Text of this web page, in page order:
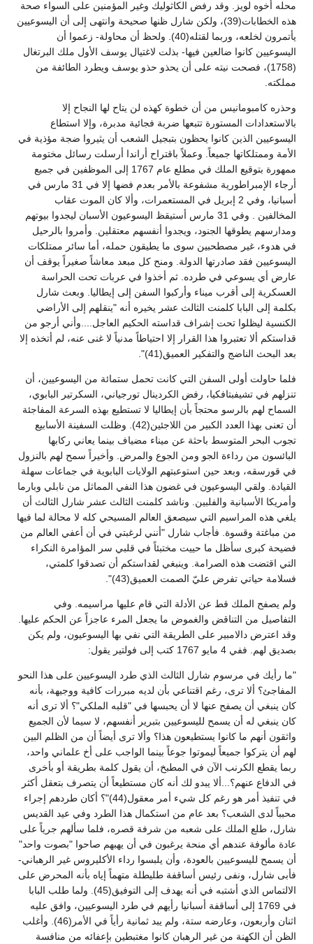
محله أخوه لويز. وقد رفض الكاثوليك وغير المؤمنين على السواء صحة
هذه الخطابات(39)، ولكن شارل ظنها صحيحة وانتهى إلى أن اليسوعيين
يأتمرون لخلعه، وربما لقتله(40). ولحظ أن محاولة- زعموا أن
اليسوعيين كانوا ضالعين فيها- بذلت لاغتيال يوسف الأول ملك البرتغال
(1758)، فصحت نيته على أن يحذو حذو يوسف ويطرد الطائفة من
مملكته.
وحذره كامبومانيس من أن خطوة كهذه لن يتاح لها النجاح إلا
بالاستعدادات المستورة تتبعها ضربة فجائية مدبرة، وإلا استطاع
اليسوعيين الذين كانوا يحظون بتبجيل الشعب أن يثيروا ضجة مؤذية في
الأمة وممتلكاتها جميعاً. وعملاً باقتراح أراندا أرسلت رسائل مختومة
ممهورة بتوقيع الملك في مطلع عام 1767 إلى الموظفين في جميع
أرجاء الإمبراطورية مشفوعة بالأمر بعدم فضها إلا في 31 مارس في
أسبانيا، وفي 2 إبريل في المستعمرات، وألا كان الموت عقاب
المخالفين . وفي 31 مارس أستيقظ اليسوعيون الأسبان ليجدوا بيوتهم
ومدارسهم يطوقها الجنود، ويجدوا أنفسهم معتقلين. وأمروا بالرحيل
في هدوء، غير مصطحبين سوى ما يطيقون حمله، أما سائر ممتلكات
اليسوعيين فقد صادرتها الدولة. ومنح كل مبعد معاشاً صغيراً يوقف أن
عارض أي يسوعي في طرده. ثم أخذوا في عربات تحت الحراسة
العسكرية إلى أقرب ميناء وأركبوا السفن إلى إيطاليا. وبعث شارل
بكلمة إلى البابا كلمنت الثالث عشر يخيره أنه "ينقلهم إلى الأراضي
الكنسية ليظلوا تحت إشراف قداسته الحكيم العاجل....وأني أرجو من
قداستكم ألا تعتبروا هذا القرار إلا احتياطاً مدنياً لا غنى عنه، لم أتخذه إلا
بعد البحث الناضج والتفكير العميق(41)".
فلما حاولت أولى السفن التي كانت تحمل ستمائة من اليسوعيين، أن
تنزلهم في تشيفبتافكيا، رفض الكردينال تورجياني، السكرتير البابوي،
السماح لهم بالرسو محتجاً بأن إيطاليا لا تستطيع بهذه السرعة المفاجئة
أن تعنى بهذا العدد الكبير من اللاجئين(42). وظلت السفينة الأسابيع
تجوب البحر المتوسط باحثة عن ميناء مضياف بينما يعاني ركابها
البائسون من رداءة الجو ومن الجوع والمرض. وأخيراً سمح لهم بالنزول
في قورسقه، وبعد حين استوعبتهم الولايات البابوية في جماعات سهلة
القيادة. ولقي اليسوعيون في غضون هذا النفي المماثل من نابلي وبارما
وأمريكا الأسبانية والفلبين. وناشد كلمنت الثالث عشر شارل الثالث أن
يلغي هذه المراسيم التي سيصعق العالم المسيحي كله لا محالة لما فيها
من مباغتة وقسوة. فأجاب شارل "أنني لرغبتي في أن أعفي العالم من
فضيحة كبرى سأظل ما حييت مختبئاً في قلبي سر المؤامرة النكراء
التي اقتضت هذه الصرامة. وينبغي لقداستكم أن تصدقوا كلمتي،
فسلامة حياتي تفرض عليّ الصمت العميق(43)".
ولم يصفح الملك قط عن الأدلة التي قام عليها مراسيمه. وفي
التفاصيل من التناقض والغموض ما يجعل المرء عاجزاً عن الحكم عليها.
وقد اعترض دالامبير على الطريقة التي نفي بها اليسوعيون، ولم يكن
بصديق لهم. ففي 4 مايو 1767 كتب إلى فولتير يقول:
"ما رأيك في مرسوم شارل الثالث الذي طرد اليسوعيين على هذا النحو
المفاجئ؟ ألا ترى، رغم اقتناعي بأن لديه مبررات كافية ووجيهة، بأنه
كان ينبغي أن يصفح عنها لا أن يحبسها في "قلبه الملكي"؟ ألا ترى أنه
كان ينبغي له أن يسمح لليسوعيين بتبرير أنفسهم، لا سيما لأن الجميع
واثقون أنهم ما كانوا يستطيعون هذا؟ وألا ترى أيضاً أن من الظلم البين
لهم أن يتركوا جميعاً ليموتوا جوعاً بينما الواجب على أخ علماني واحد،
ربما يقطع الكرنب الآن في المطبخ، أن يقول كلمة بطريقة أو بأخرى
في الدفاع عنهم؟...ألا يبدو لك أنه كان مستطيعاً أن يتصرف بتعقل أكثر
في تنفيذ أمر هو رغم كل شيء أمر معقول(44)"؟ أكان طردهم إجراء
محبباً لدى الشعب؟ بعد عام من استكمال هذا الطرد وفي عيد القديس
شارل، طلع الملك على شعبه من شرفة قصره، فلما سألهم جرياً على
عادة مألوفة عندهم أي منحة يرغبون في أن يهبهم صاحوا "بصوت واحد"
أن يسمح لليسوعيين بالعودة، وأن يلبسوا رداء الأكليروس غير الرهباني-
فأبى شارل، ونفى رئيس أساقفة طليطلة متهماً إياه بأنه المحرض على
الالتماس الذي أشتبه في أنه يهدف إلى التوفيق(45). ولما طلب البابا
في 1769 إلى أساقفة أسبانيا رأيهم في طرد اليسوعيين، وافق عليه
اثنان وأربعون، وعارضه ستة، ولم يبد ثمانية رأياً في الأمر(46). وأغلب
الظن أن الكهنة من غير الرهبان كانوا مغتبطين بإعفائه من منافسة